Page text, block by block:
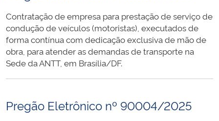
Contratação de empresa para prestação de serviço de
condução de veículos (motoristas), executados de
forma contínua com dedicação exclusiva de mão de
obra, para atender as demandas de transporte na
Sede da ANTT, em Brasília/DF.
Pregão Eletrônico nº 90004/2025